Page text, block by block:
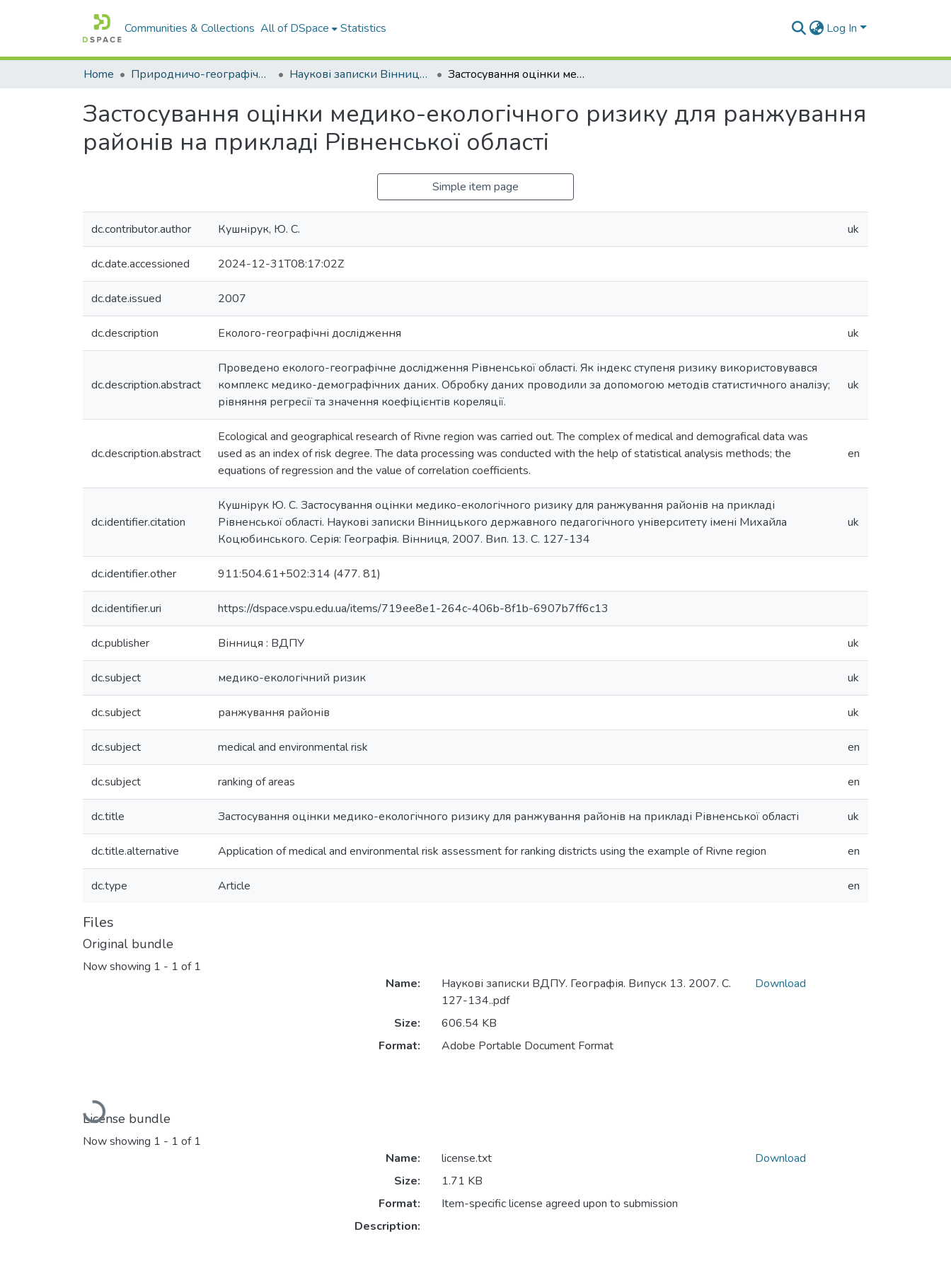
Communities & Collections All of DSpace Statistics Log In
Home Природничо-географічний факультет Наукові записки Вінницького державного педагогічного університету імені Михайла Коцюбинського. Серія: Географія Застосування оцінки медико-екологічного ризику для ранжування районів на прикладі Рівненської області
Застосування оцінки медико-екологічного ризику для ранжування
районів на прикладі Рівненської області
Simple item page
dc.contributor.author Кушнірук, Ю. С. uk
dc.date.accessioned 2024-12-31T08:17:02Z
dc.date.issued 2007
dc.description Еколого-географічні дослідження uk
dc.description.abstract
Проведено еколого-географічне дослідження Рівненської області. Як індекс ступеня ризику використовувався
комплекс медико-демографічних даних. Обробку даних проводили за допомогою методів статистичного аналізу;
рівняння регресії та значення коефіцієнтів кореляції.
uk
dc.description.abstract
Ecological and geographical research of Rivne region was carried out. The complex of medical and demografical data was
used as an index of risk degree. The data processing was conducted with the help of statistical analysis methods; the
equations of regression and the value of correlation coefficients.
en
dc.identifier.citation
Кушнірук Ю. С. Застосування оцінки медико-екологічного ризику для ранжування районів на прикладі
Рівненської області. Наукові записки Вінницького державного педагогічного університету імені Михайла
Коцюбинського. Серія: Географія. Вінниця, 2007. Вип. 13. С. 127-134
uk
dc.identifier.other 911:504.61+502:314 (477. 81)
dc.identifier.uri https://dspace.vspu.edu.ua/items/719ee8e1-264c-406b-8f1b-6907b7ff6c13
dc.publisher Вінниця : ВДПУ uk
dc.subject медико-екологічний ризик uk
dc.subject ранжування районів uk
dc.subject medical and environmental risk en
dc.subject ranking of areas en
dc.title Застосування оцінки медико-екологічного ризику для ранжування районів на прикладі Рівненської області uk
dc.title.alternative Application of medical and environmental risk assessment for ranking districts using the example of Rivne region en
dc.type Article en
Files
Original bundle
Now showing 1 - 1 of 1
Loading...
Name:
Наукові записки ВДПУ. Географія. Випуск 13. 2007. С.
127-134..pdf
Size:
606.54 KB
Format:
Adobe Portable Document Format
Download
License bundle
Now showing 1 - 1 of 1
Name:
license.txt
Size:
1.71 KB
Format:
Item-specific license agreed upon to submission
Description:
Download